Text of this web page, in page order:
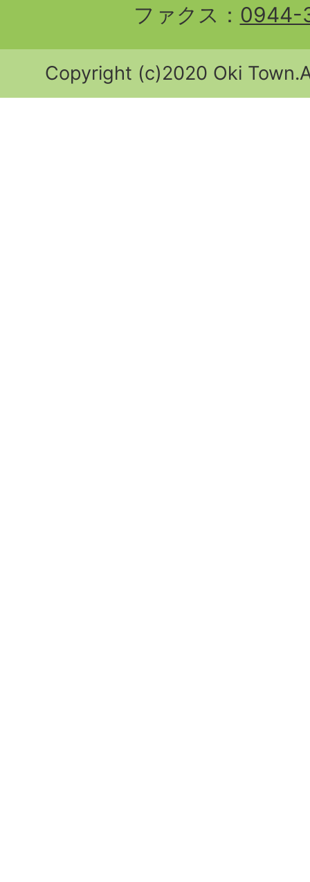
ファクス： 0944-
Copyright (c)2020 Oki